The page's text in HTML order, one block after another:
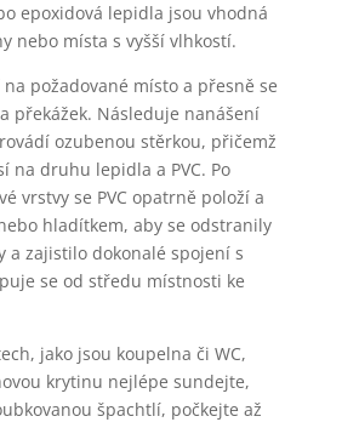
epoxidová lepidla jsou vhodná
nebo místa s vyšší vlhkostí.
požadované místo a přesně se
překážek. Následuje nanášení
ozubenou stěrkou, přičemž
na druhu lepidla a PVC. Po
vrstvy se PVC opatrně položí a
hladítkem, aby se odstranily
a zajistilo dokonalé spojení s
se od středu místnosti ke
jako jsou koupelna či WC,
krytinu nejlépe sundejte,
špachtlí, počkejte až